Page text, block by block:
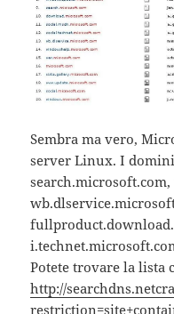
Sembra ma vero,
server Linux. I
Potete trovare la lista
http://